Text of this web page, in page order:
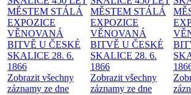
MĚSTEM STÁLÁ
EXPOZICE
VĚNOVANÁ
BITVĚ U ČESKÉ
SKALICE 28. 6.
1866
Zobrazit všechny
záznamy ze dne
MĚSTEM STÁLÁ
EXPOZICE
VĚNOVANÁ
BITVĚ U ČESKÉ
SKALICE 28. 6.
1866
Zobrazit všechny
záznamy ze dne